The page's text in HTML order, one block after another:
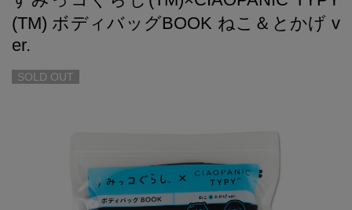
(TM) ボディバッグBOOK ねこ＆とかげ v
er.
SOLD OUT